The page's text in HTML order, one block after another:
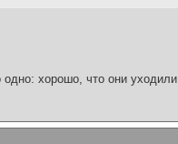
хорошо, что они уходили.